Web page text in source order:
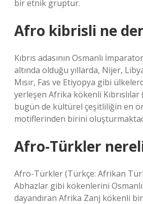
bir etnik gruptur.
Afro kibrisli ne
Kıbrıs adasının Osmanlı
altında olduğu yıllarda, Nijer,
Mısır, Fas ve Etiyopya gibi
yerleşen Afrika kökenli Kıbrıslılar
bugün de kültürel çeşitliliğin en
motiflerinden birini
Afro-Türkler
Afro-Türkler (Türkçe: Afrikan
Abhazlar gibi kökenlerini
dayandıran Afrika Zanj kökenli bir